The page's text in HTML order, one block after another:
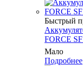
Быстрый
FORCE
Мало
Подробнее